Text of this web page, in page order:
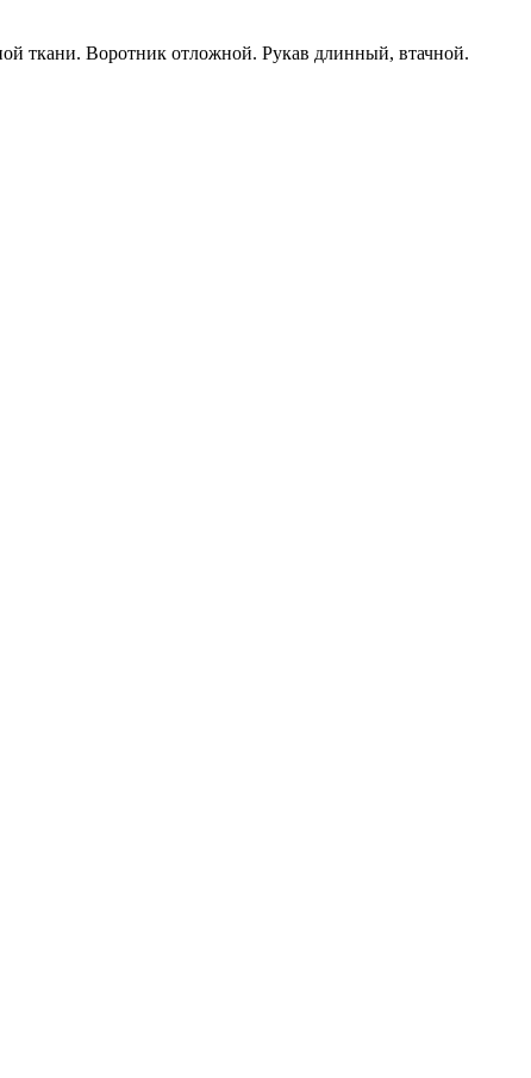
ткани. Воротник отложной. Рукав длинный, втачной.